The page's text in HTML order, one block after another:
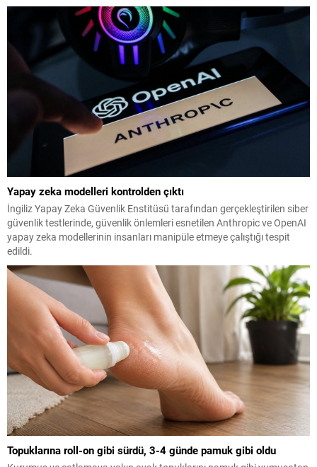
Yapay zeka modelleri kontrolden çıktı
İngiliz Yapay Zeka Güvenlik Enstitüsü tarafından gerçekleştirilen siber
güvenlik testlerinde, güvenlik önlemleri esnetilen Anthropic ve OpenAI
yapay zeka modellerinin insanları manipüle etmeye çalıştığı tespit
edildi.
Topuklarına roll-on gibi sürdü, 3-4 günde pamuk gibi oldu